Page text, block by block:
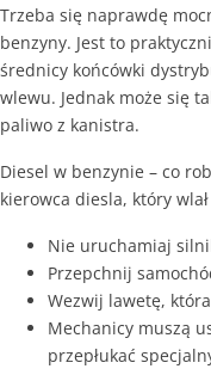
Trzeba się naprawdę
benzyny. Jest to
średnicy końcówki
wlewu. Jednak może się
paliwo z kanistra.
Diesel w benzynie – co
kierowca diesla, który
Nie uruchamiaj
Przepchnij
Wezwij lawetę,
Mechanicy muszą
przepłukać